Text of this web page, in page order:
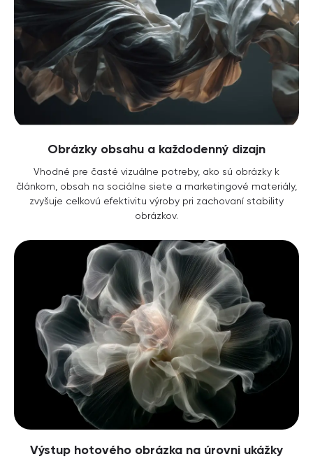
Obrázky obsahu a každodenný dizajn
Vhodné pre časté vizuálne potreby, ako sú obrázky k
článkom, obsah na sociálne siete a marketingové materiály,
zvyšuje celkovú efektivitu výroby pri zachovaní stability
obrázkov.
Výstup hotového obrázka na úrovni ukážky